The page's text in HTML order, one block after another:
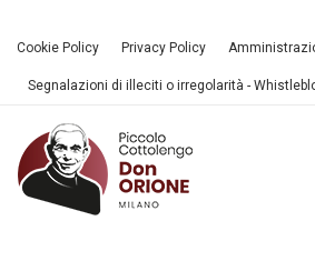
Cookie Policy Privacy Policy
Segnalazioni di illeciti o irregolarità -